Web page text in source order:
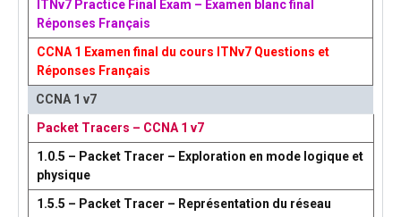
ITNv7 Practice Final Exam – Examen blanc final
Réponses Français
CCNA 1 Examen final du cours ITNv7 Questions et
Réponses Français
CCNA 1 v7
Packet Tracers – CCNA 1 v7
1.0.5 – Packet Tracer – Exploration en mode logique et
physique
1.5.5 – Packet Tracer – Représentation du réseau